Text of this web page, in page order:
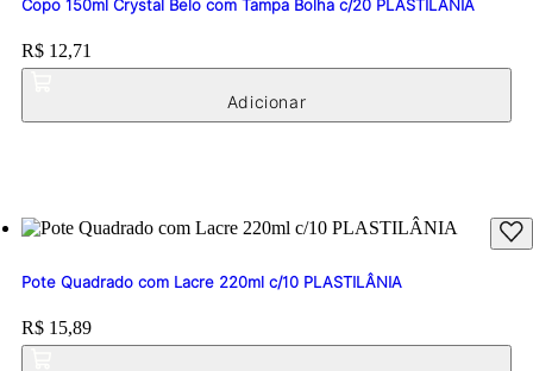
Copo 150ml Crystal Belo com Tampa Bolha c/20 PLASTILÂNIA
Price:
R$ 12,71
Pote Quadrado com Lacre 220ml c/10 PLASTILÂNIA
Price:
R$ 15,89